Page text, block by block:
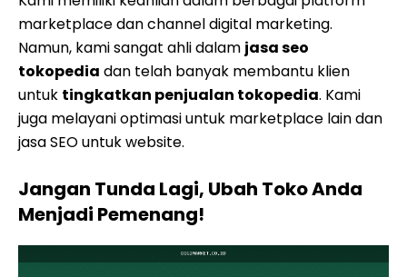
marketplace dan channel digital marketing.
Namun, kami sangat ahli dalam jasa seo
tokopedia dan telah banyak membantu klien
untuk tingkatkan penjualan tokopedia. Kami
juga melayani optimasi untuk marketplace lain dan
jasa SEO untuk website.
Jangan Tunda Lagi, Ubah Toko Anda
Menjadi Pemenang!